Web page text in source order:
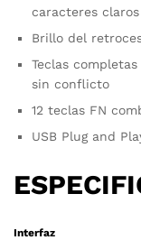
caracteres claros
Brillo del
Teclas
sin conflicto
12 teclas FN
USB Plug and
Interfaz